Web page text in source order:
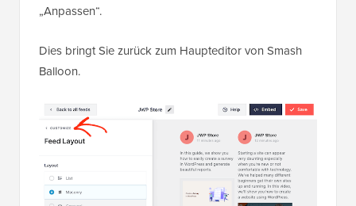
„Anpassen“.
Dies bringt Sie zurück zum Haupteditor von Smash
Balloon.